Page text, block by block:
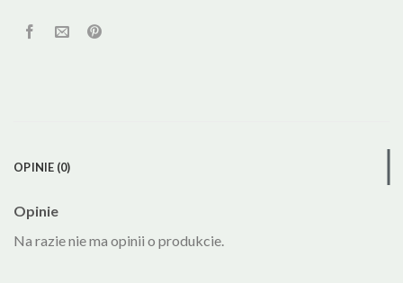
OPINIE (0)
Opinie
Na razie nie ma opinii o produkcie.